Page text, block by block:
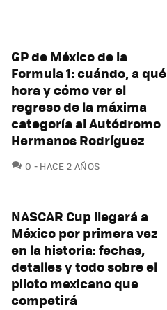
GP de México de la
Formula 1: cuándo, a qué
hora y cómo ver el
regreso de la máxima
categoría al Autódromo
Hermanos Rodríguez
0 COMENTARIOS
HACE 2 AÑOS
NASCAR Cup llegará a
México por primera vez
en la historia: fechas,
detalles y todo sobre el
piloto mexicano que
competirá